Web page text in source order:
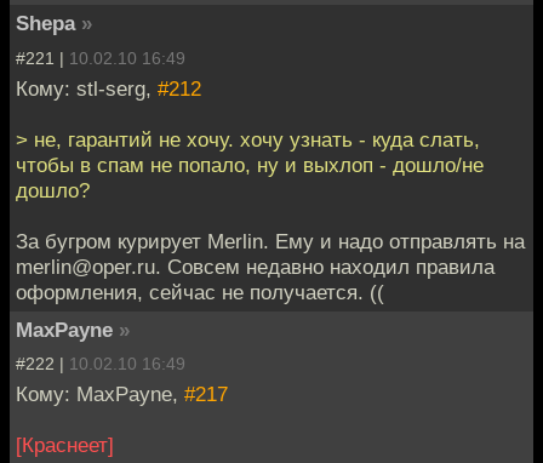
Shepa »
#221 | 10.02.10 16:49
Кому: stl-serg, #212
> не, гарантий не хочу. хочу узнать - куда слать,
чтобы в спам не попало, ну и выхлоп - дошло/не
дошло?
За бугром курирует Merlin. Ему и надо отправлять на
merlin@oper.ru. Совсем недавно находил правила
оформления, сейчас не получается. ((
MaxPayne »
#222 | 10.02.10 16:49
Кому: MaxPayne, #217
[Краснеет]